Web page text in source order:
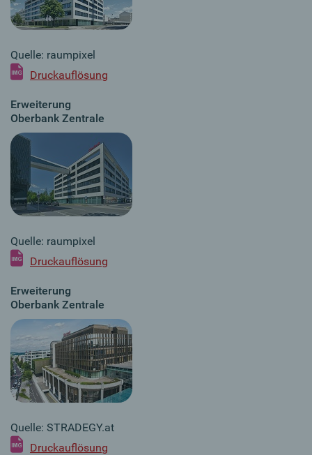
Quelle: raumpixel
Druckauflösung
Erweiterung
Oberbank Zentrale
Quelle: raumpixel
Druckauflösung
Erweiterung
Oberbank Zentrale
Quelle: STRADEGY.at
Druckauflösung